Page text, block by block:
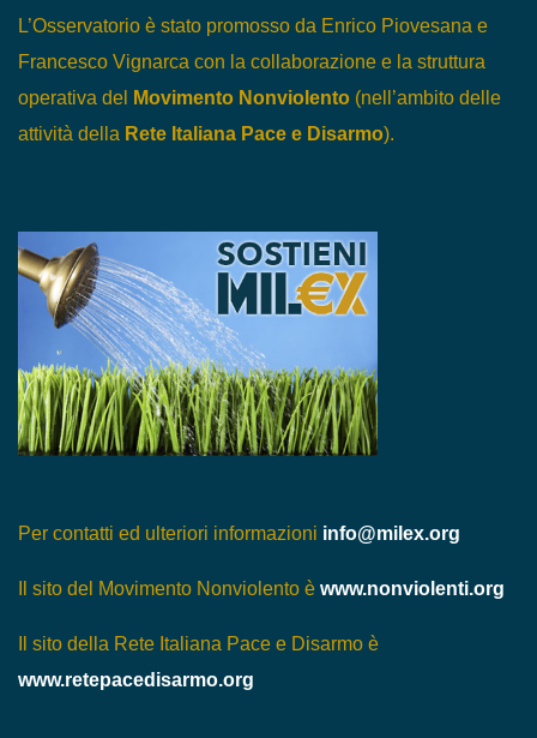
L’Osservatorio è stato promosso da Enrico Piovesana e
Francesco Vignarca con la collaborazione e la struttura
operativa del
Movimento Nonviolento (nell’ambito delle
attività della Rete Italiana Pace e Disarmo).
Per contatti ed ulteriori informazioni info@milex.org
Il sito del Movimento Nonviolento è www.nonviolenti.org
Il sito della Rete Italiana Pace e Disarmo è
www.retepacedisarmo.org